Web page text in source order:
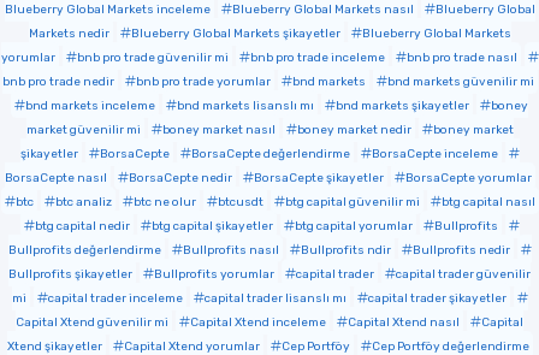
Blueberry Global Markets inceleme
Blueberry Global Markets nasıl
Blueberry Global
Markets nedir
Blueberry Global Markets şikayetler
Blueberry Global Markets
yorumlar
bnb pro trade güvenilir mi bnb pro trade inceleme
bnb pro trade nasıl
bnb pro trade nedir
bnb pro trade yorumlar bnd markets
bnd markets güvenilir mi
bnd markets inceleme
bnd markets lisanslı mı bnd markets şikayetler
boney
market güvenilir mi
boney market nasıl boney market nedir
boney market
şikayetler
BorsaCepte BorsaCepte değerlendirme
BorsaCepte inceleme
BorsaCepte nasıl
BorsaCepte nedir BorsaCepte şikayetler
BorsaCepte yorumlar
btc
btc analiz btc ne olur btcusdt btg capital güvenilir mi
btg capital nasıl
btg capital nedir
btg capital şikayetler btg capital yorumlar
Bullprofits
Bullprofits değerlendirme
Bullprofits nasıl Bullprofits ndir
Bullprofits nedir
Bullprofits şikayetler
Bullprofits yorumlar capital trader
capital trader güvenilir
mi
capital trader inceleme capital trader lisanslı mı
capital trader şikayetler
Capital Xtend güvenilir mi
Capital Xtend inceleme Capital Xtend nasıl
Capital
Xtend şikayetler
Capital Xtend yorumlar Cep Portföy
Cep Portföy değerlendirme